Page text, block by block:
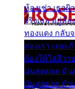
ห้องเช่า เธอ
จริงเธอ อยู่ห้อ
ทองแดง กลับ
สองเรา เจอะ
ต้องให้ใส่ลีว
มันสุดยอด มัน
มันสุดยอด มัน